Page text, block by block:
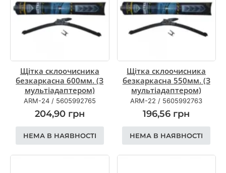
Щітка склоочисника
безкаркасна 600мм. (З
мультіадаптером)
ARM-24/ 5605992765
204,90 грн
НЕМА В НАЯВНОСТІ
Щітка склоочисника
безкаркасна 550мм. (З
мультіадаптером)
ARM-22 / 5605992763
196,56 грн
НЕМА В НАЯВНОСТІ